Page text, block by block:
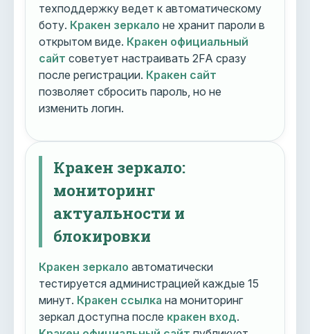
техподдержку ведет к автоматическому
боту. Кракен зеркало не хранит пароли в
открытом виде. Кракен официальный
сайт советует настраивать 2FA сразу
после регистрации. Кракен сайт
позволяет сбросить пароль, но не
изменить логин.
Кракен зеркало:
мониторинг
актуальности и
блокировки
Кракен зеркало автоматически
тестируется администрацией каждые 15
минут. Кракен ссылка на мониторинг
зеркал доступна после кракен вход.